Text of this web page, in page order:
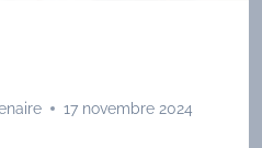
17 novembre 2024